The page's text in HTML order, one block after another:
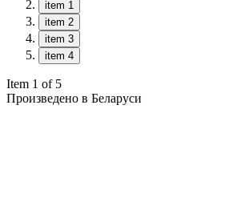
item 1
item 2
item 3
item 4
Item 1 of 5
Произведено в Беларуси